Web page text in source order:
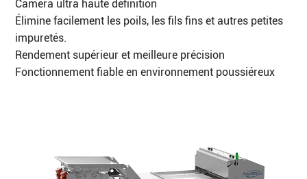
Caméra ultra haute définition
Élimine facilement les poils, les fils fins et autres petites
impuretés.
Rendement supérieur et meilleure précision
Fonctionnement fiable en environnement poussiéreux